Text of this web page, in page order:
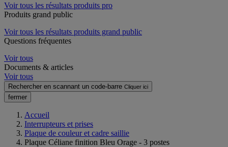
Voir tous les résultats produits pro
Produits grand public
Voir tous les résultats produits grand public
Questions fréquentes
Voir tous
Documents & articles
Voir tous
Rechercher en scannant un code-barre Cliquer ici
fermer
Accueil
Interrupteurs et prises
Plaque de couleur et cadre saillie
Plaque Céliane finition Bleu Orage - 3 postes